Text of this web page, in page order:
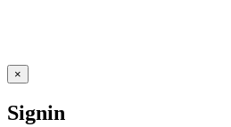
×
Signin